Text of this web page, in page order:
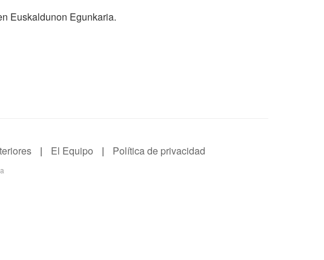
Euskaldunon Egunkaria.
| El Equipo | Política de privacidad